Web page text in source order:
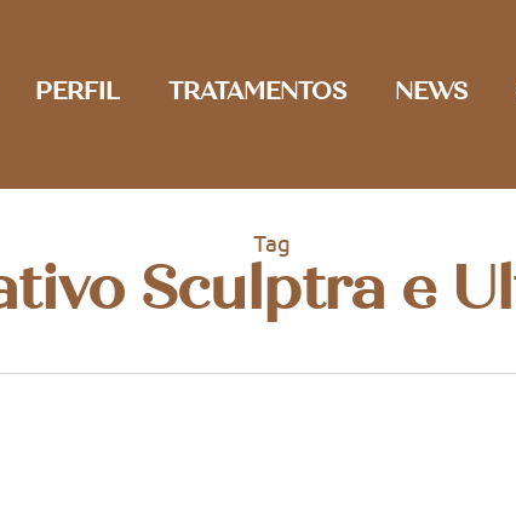
PERFIL TRATAMENTOS NEWS
Tag
Sculptra e